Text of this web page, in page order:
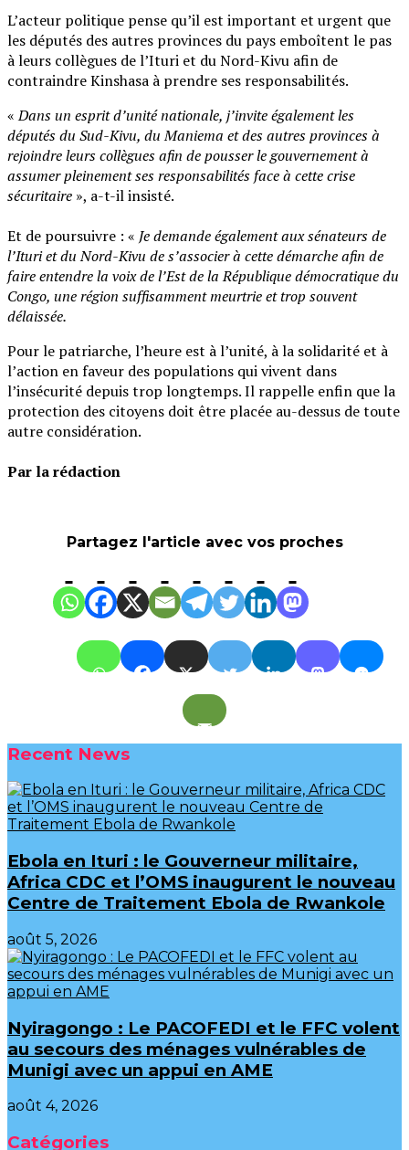
L’acteur politique pense qu’il est important et urgent que
les députés des autres provinces du pays emboîtent le pas
à leurs collègues de l’Ituri et du Nord-Kivu afin de
contraindre Kinshasa à prendre ses responsabilités.
«Dans un esprit d’unité nationale, j’invite également les
députés du Sud-Kivu, du Maniema et des autres provinces à
rejoindre leurs collègues afin de pousser le gouvernement à
assumer pleinement ses responsabilités face à cette crise
sécuritaire », a-t-il insisté.
‎Et de poursuivre : « Je demande également aux sénateurs de
l’Ituri et du Nord-Kivu de s’associer à cette démarche afin de
faire entendre la voix de l’Est de la République démocratique du
Congo, une région suffisamment meurtrie et trop souvent
délaissée.
Pour le patriarche, l’heure est à l’unité, à la solidarité et à
l’action en faveur des populations qui vivent dans
l’insécurité depuis trop longtemps. Il rappelle enfin que la
protection des citoyens doit être placée au-dessus de toute
autre considération.
‎Par la rédaction
Partagez l'article avec vos proches
Recent News
Ebola en Ituri : le Gouverneur militaire,
Africa CDC et l’OMS inaugurent le nouveau
Centre de Traitement Ebola de Rwankole
août 5, 2026
‎Nyiragongo : Le PACOFEDI et le FFC volent
au secours des ménages vulnérables de
Munigi avec un appui en AME‎‎
août 4, 2026
Catégories